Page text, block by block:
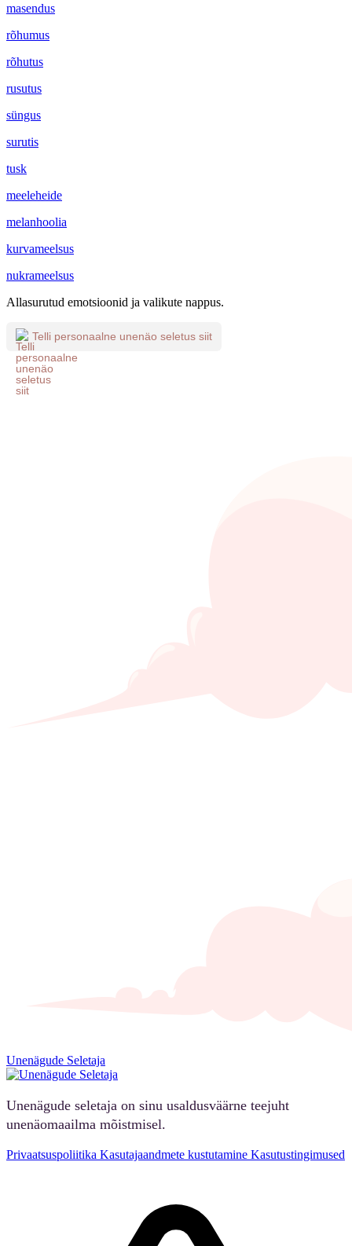
masendus
rõhumus
rõhutus
rusutus
süngus
surutis
tusk
meeleheide
melanhoolia
kurvameelsus
nukrameelsus
Allasurutud emotsioonid ja valikute nappus.
Telli personaalne unenäo seletus siit
Unenägude Seletaja
Unenägude seletaja on sinu usaldusväärne teejuht
unenäomaailma mõistmisel.
Privaatsuspoliitika Kasutajaandmete kustutamine Kasutustingimused